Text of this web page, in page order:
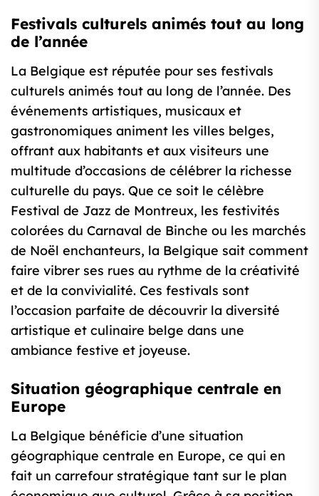
Festivals culturels animés tout au long
de l’année
La Belgique est réputée pour ses festivals
culturels animés tout au long de l’année. Des
événements artistiques, musicaux et
gastronomiques animent les villes belges,
offrant aux habitants et aux visiteurs une
multitude d’occasions de célébrer la richesse
culturelle du pays. Que ce soit le célèbre
Festival de Jazz de Montreux, les festivités
colorées du Carnaval de Binche ou les marchés
de Noël enchanteurs, la Belgique sait comment
faire vibrer ses rues au rythme de la créativité
et de la convivialité. Ces festivals sont
l’occasion parfaite de découvrir la diversité
artistique et culinaire belge dans une
ambiance festive et joyeuse.
Situation géographique centrale en
Europe
La Belgique bénéficie d’une situation
géographique centrale en Europe, ce qui en
fait un carrefour stratégique tant sur le plan